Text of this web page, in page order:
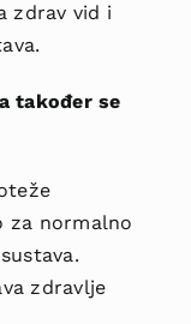
zdrav vid i
također se
za normalno
zdravlje